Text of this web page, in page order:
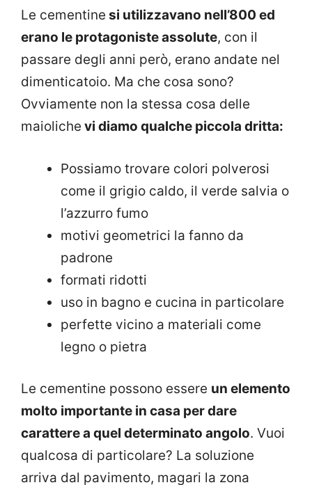
Le cementine si utilizzavano nell’800 ed
erano le protagoniste assolute, con il
passare degli anni però, erano andate nel
dimenticatoio. Ma che cosa sono?
Ovviamente non la stessa cosa delle
maioliche vi diamo qualche piccola dritta:
Possiamo trovare colori polverosi
come il grigio caldo, il verde salvia o
l’azzurro fumo
motivi geometrici la fanno da
padrone
formati ridotti
uso in bagno e cucina in particolare
perfette vicino a materiali come
legno o pietra
Le cementine possono essere un elemento
molto importante in casa per dare
carattere a quel determinato angolo. Vuoi
qualcosa di particolare? La soluzione
arriva dal pavimento, magari la zona